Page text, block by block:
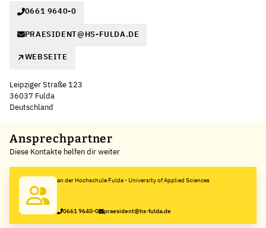
0661 9640-0
PRAESIDENT@HS-FULDA.DE
WEBSEITE
Leipziger Straße 123
36037 Fulda
Deutschland
+
−
Ansprechpartner
Diese Kontakte helfen dir weiter
an der Hochschule Fulda - University of Applied Sciences
0661 9640-0 praesident@hs-fulda.de